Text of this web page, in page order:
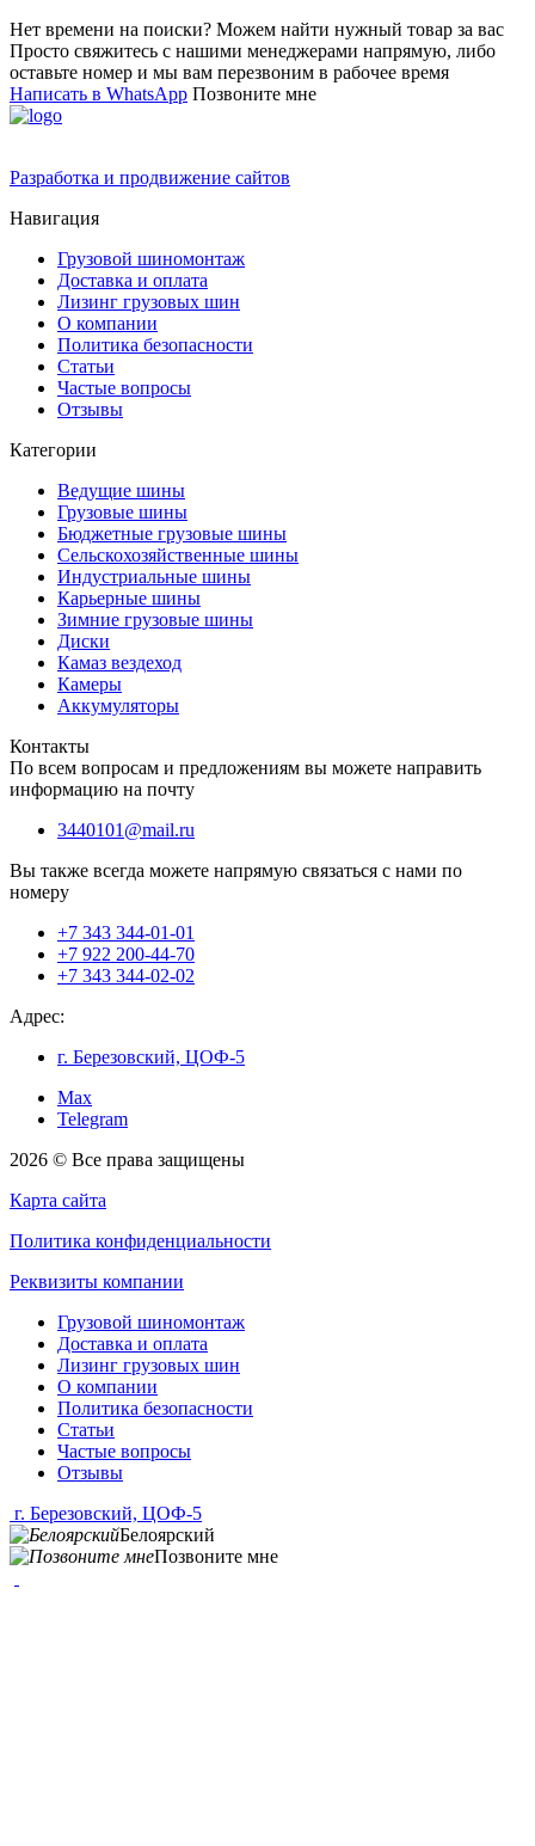
Нет времени на поиски? Можем найти нужный товар за вас
Просто свяжитесь с нашими менеджерами напрямую, либо
оставьте номер и мы вам перезвоним в рабочее время
Написать в WhatsApp Позвоните мне
Разработка и продвижение сайтов
Навигация
Грузовой шиномонтаж
Доставка и оплата
Лизинг грузовых шин
О компании
Политика безопасности
Статьи
Частые вопросы
Отзывы
Категории
Ведущие шины
Грузовые шины
Бюджетные грузовые шины
Сельскохозяйственные шины
Индустриальные шины
Карьерные шины
Зимние грузовые шины
Диски
Камаз вездеход
Камеры
Аккумуляторы
Контакты
По всем вопросам и предложениям вы можете направить
информацию на почту
3440101@mail.ru
Вы также всегда можете напрямую связаться с нами по
номеру
+7 343 344-01-01
+7 922 200-44-70
+7 343 344-02-02
Адрес:
г. Березовский, ЦОФ-5
Max
Telegram
2026 © Все права защищены
Карта сайта
Политика конфиденциальности
Реквизиты компании
Грузовой шиномонтаж
Доставка и оплата
Лизинг грузовых шин
О компании
Политика безопасности
Статьи
Частые вопросы
Отзывы
г. Березовский, ЦОФ-5
Белоярский
Позвоните мне